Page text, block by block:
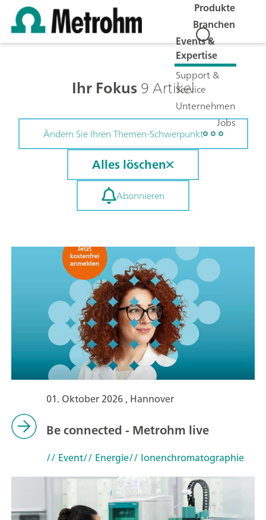
Produkte
Branchen
Events &
Expertise
Support &
Service
Unternehmen
Jobs
Ihr Fokus9 Artikel
Ändern Sie Ihren Themen-Schwerpunkt
Alles löschen
Abonnieren
01. Oktober 2026 , Hannover
Be connected - Metrohm live
// Event// Energie// Ionenchromatographie